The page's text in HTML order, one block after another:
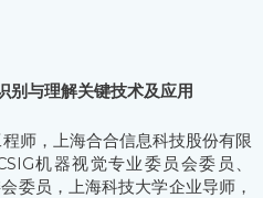
别与理解关键技术及应用
程师，上海合合信息科技股份有限
机器视觉专业委员会委员、
委员，上海科技大学企业导师，